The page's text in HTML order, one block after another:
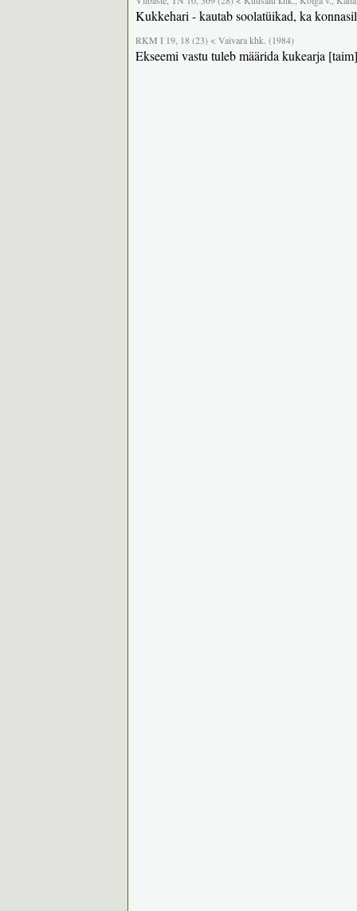
Kukkehari - kautab soolatüikad, ka
RKM I 19, 18 (23) < Vaivara khk. (1984)
Ekseemi vastu tuleb määrida kukearja